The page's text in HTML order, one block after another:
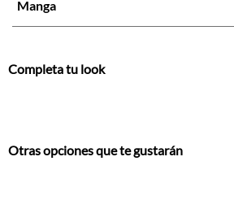
Manga
Completa tu look
Otras opciones que te gustarán